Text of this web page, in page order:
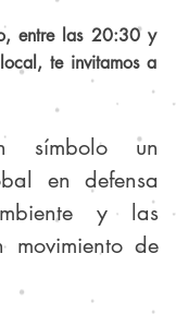
entre las 20:30 y
te invitamos a
símbolo un
en defensa
y las
movimiento de